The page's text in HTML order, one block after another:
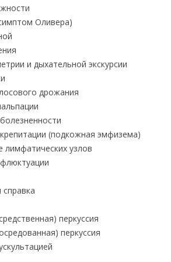
Оливера)
и дыхательной экскурсии
дрожания
(подкожная эмфизема)
лимфатических узлов
перкуссия
перкуссия